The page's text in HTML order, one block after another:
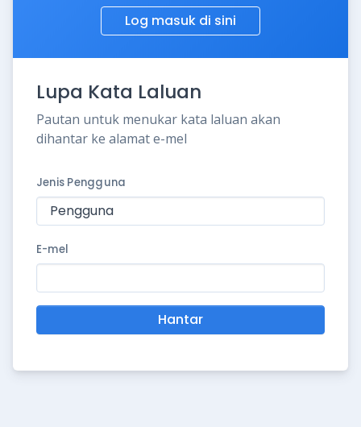
Log masuk di sini
Lupa Kata Laluan
Pautan untuk menukar kata laluan akan
dihantar ke alamat e-mel
Jenis Pengguna
E-mel
Hantar